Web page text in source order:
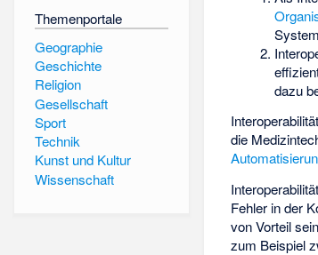
Themenportale
Geographie
Geschichte
Religion
Gesellschaft
Sport
Technik
Kunst und Kultur
Wissenschaft
dazu
die
Fehler in der
von Vorteil
zum Beispiel